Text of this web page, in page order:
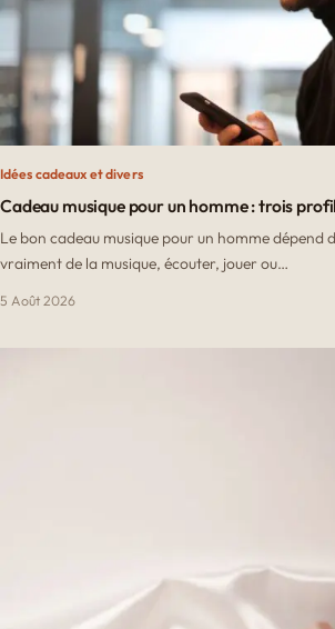
Idées cadeaux et divers
Cadeau musique pour un homme : trois
Le bon cadeau musique pour un homme dépend
vraiment de la musique, écouter, jouer ou…
5 Août 2026